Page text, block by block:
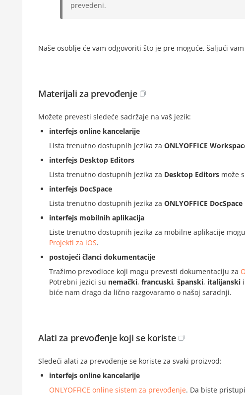
prevedeni.
Naše osoblje će vam odgovoriti što je pre moguće, šaljući
Materijali za prevođenje
Možete prevesti sledeće sadržaje na vaš jezik:
interfejs online kancelarije
Lista trenutno dostupnih jezika za ONLYOFFICE
interfejs Desktop Editors
Lista trenutno dostupnih jezika za Desktop Editors može
interfejs DocSpace
Lista trenutno dostupnih jezika za ONLYOFFICE DocSpace
interfejs mobilnih aplikacija
Liste trenutno dostupnih jezika za mobilne aplikacije
Projekti za iOS.
postojeći članci dokumentacije
Tražimo prevodioce koji mogu prevesti dokumentaciju za
Potrebni jezici su nemački, francuski, španski, italijanski i
biće nam drago da lično razgovaramo o našoj saradnji.
Alati za prevođenje koji se koriste
Sledeći alati za prevođenje se koriste za svaki proizvod:
interfejs online kancelarije
ONLYOFFICE online sistem za prevođenje. Da biste